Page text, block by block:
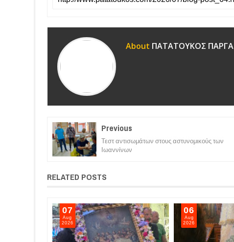
About ΠΑΤΑΤΟΥΚΟΣ ΠΑΡΓΑ
Previous
Τεστ αντισωμάτων στους αστυνομικούς των
Ιωαννίνων
RELATED POSTS
07
Aug
2026
06
Aug
2026